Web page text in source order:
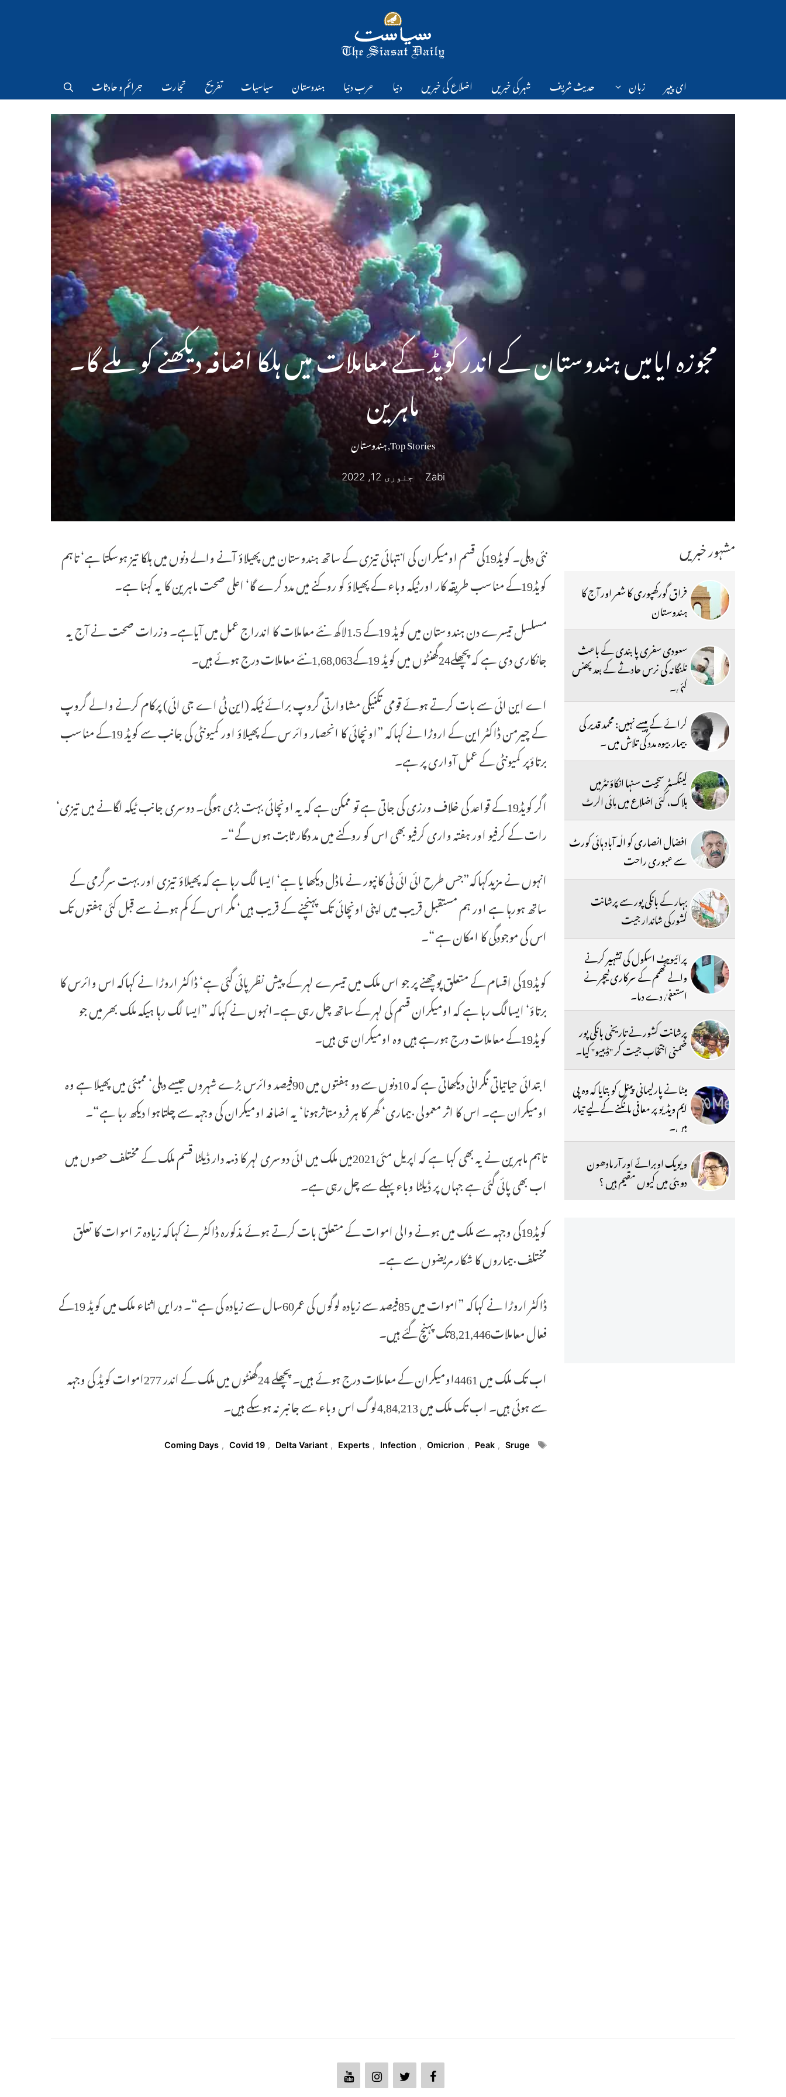
ای پیپر زبان حدیث شریف شہر کی خبریں اضلاع کی خبریں دنیا عرب دنیا ہندوستان سیاسیات تفریح تجارت جرائم و حادثات
مجوزہ ایامیں ہندوستان کے اندر کویڈ کے معاملات میں ہلکا اضافہ دیکھنے کو ملے گا۔
ماہرین
Top Stories
,ہندوستان
Zabi جنوری 12, 2022
نئی دہلی۔ کویڈ19کی قسم اومیکران کی انتہائی تیزی کے ساتھ ہندوستان میں پھیلاؤ آنے والے دنوں میں ہلکا تیز ہوسکتا ہے‘ تاہم
کویڈ19کے مناسب طریقہ کار اورٹیکہ وباء کے پھیلاؤ کو روکنے میں مدد کرے گا‘ اعلی صحت ماہرین کا یہ کہنا ہے۔
مسلسل تیسرے دن ہندوستان میں کویڈ 19کے 1.5لاکھ نئے معاملات کا اندراج عمل میں آیاہے۔ وزرات صحت نے آج یہ
جانکاری دی ہے کہ پچھلے24گھنٹوں میں کویڈ 19کے1,68,063نئے معاملات درج ہوئے ہیں۔
اے این ائی سے بات کرتے ہوئے قومی تکنیکی مشاوارتی گروپ برائے ٹیکہ (این ٹی اے جی ائی) پرکام کرنے والے گروپ
کے چیرمن ڈاکٹر این کے اروڑا نے کہاکہ ”اونچائی کا انحصار وائر س کے پھیلاؤ اور کمیونٹی کی جانب سے کویڈ 19کے مناسب
برتاؤپر کمیونٹی کے عمل آواری پر ہے۔
اگر کویڈ19کے قواعد کی خلاف ورزی کی جاتی ہے تو ممکن ہے کہ یہ اونچائی بہت بڑی ہوگی۔ دوسری جانب ٹیکہ لگانے میں تیزی‘
رات کے کرفیو اور ہفتہ واری کرفیو بھی اس کو روکنے میں مد دگار ثابت ہوں گے“۔
انہوں نے مزیدکہاکہ”جس طرح ائی ائی ٹی کانپور نے ماڈل دیکھا یا ہے‘ ایسا لگ رہا ہے کہ پھیلاؤ تیزی اور بہت سرگرمی کے
ساتھ ہورہا ہے اور ہم مستقبل قریب میں اپنی اونچائی تک پہنچنے کے قریب ہیں‘ مگر اس کے کم ہونے سے قبل کئی ہفتوں تک
اس کی موجودگی کا امکان ہے“۔
کویڈ19کی اقسام کے متعلق پوچھنے پر جو اس ملک میں تیسرے لہر کے پیش نظر پائی گئی ہے‘ ڈاکٹر اروڑا نے کہاکہ اس وائرس کا
برتاؤ‘ ایسالگ رہا ہے کہ اومیکران قسم کی لہر کے ساتھ چل رہی ہے۔انہوں نے کہاکہ ”ایسا لگ رہا ہیکہ ملک بھر میں جو
کویڈ19کے معاملات درج ہورہے ہیں وہ اومیکران ہی ہیں۔
ابتدائی حیاتیاتی نگرانی دیکھاتی ہے کہ 10دنوں سے دو ہفتوں میں 90فیصد وائرس بڑے شہروں جیسے دہلی‘ ممبئی میں پھیلا ہے وہ
اومیکران ہے۔ اس کا اثر معمولی بیماری‘ گھر کا ہر فرد متاثرہونا‘ یہ اضافہ اومیکران کی وجہہ سے چلتاہوا دیکھ رہا ہے“۔
تاہم ماہرین نے یہ بھی کہا ہے کہ اپریل مئی2021میں ملک میں ائی دوسری لہر کا ذمہ دار ڈیلٹا قسم ملک کے مختلف حصوں میں
اب بھی پائی گئی ہے جہاں پر ڈیلٹا وباء پہلے سے چل رہی ہے۔
کویڈ19کی وجہہ سے ملک میں ہونے والی اموات کے متعلق بات کرتے ہوئے مذکورہ ڈاکٹر نے کہاکہ زیادہ تر اموات کا تعلق
مختلف بیماروں کا شکار مریضوں سے ہے۔
ڈاکٹر اروڑا نے کہاکہ ”اموات میں 85فیصد سے زیادہ لوگوں کی عمر60سال سے زیادہ کی ہے“۔ درایں اثناء ملک میں کویڈ 19کے
فعال معاملات8,21,446تک پہنچ گئے ہیں۔
اب تک ملک میں 4461اومیکران کے معاملات درج ہوئے ہیں۔ پچھلے 24گھنٹوں میں ملک کے اندر 277اموات کویڈ کی وجہہ
سے ہوئی ہیں۔ اب تک ملک میں 4,84,213لوگ اس وباء سے جانبر نہ ہوسکے ہیں۔
Tags
Coming Days , Covid 19 , Delta Variant , Experts , Infection , Omicrion , Peak , Sruge
مشہور خبریں
فراق گورکھپوری کا شعر اور آج کا
ہندوستان
سعودی سفری پابندی کے باعث
تلنگانہ کی نرس حادثے کے بعد پھنس
گئی۔
کرائے کے پیسے نہیں: محمد قدیر کی
بیمار بیوہ مدد کی تلاش میں ۔
گینگسٹر سجیت سنہا انکاؤنٹرمیں
ہلاک، کئی اضلاع میں ہائی الرٹ
افضال انصاری کو الٰہ آباد ہائی کورٹ
سے عبوری راحت
بہار کے بانکی پور سے پرشانت
کشورکی شاندار جیت
پرائیویٹ اسکول کی تشہیر کرنے
والے کھمم کے سرکاری ٹیچر نے
استعفیٰ دے دیا۔
پرشانت کشور نے تاریخی بانکی پور
ضمنی انتخاب جیت کر ''ڈیبیو'' کیا۔
میٹا نے پارلیمانی پینل کو بتایا کہ وہ پی
ایم ویڈیو پر معافی مانگنے کے لیے تیار
ہیں۔
ویویک اوبرائے اور آر مادھون
دوبئی میں کیوں مقیم ہیں ؟